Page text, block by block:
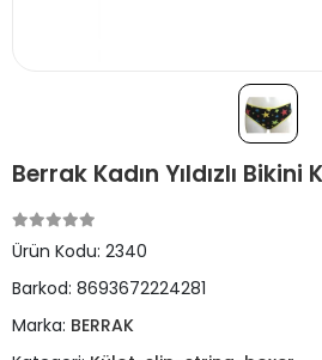
Berrak Kadın Yıldızlı Bikini
Ürün Kodu: 2340
Barkod: 8693672224281
Marka: BERRAK